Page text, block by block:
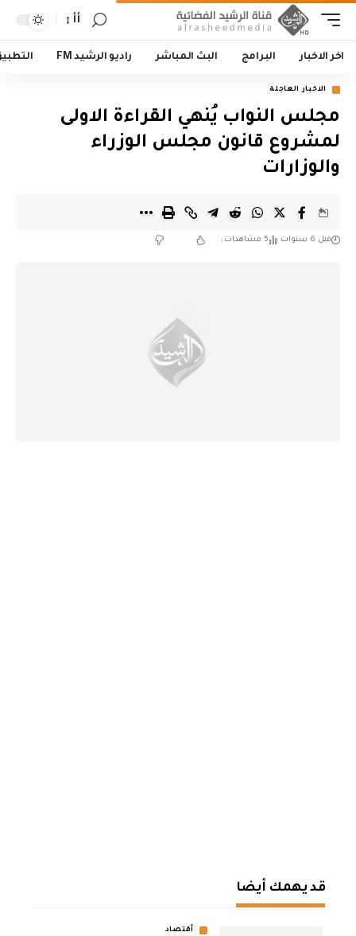
أأ
اخر الاخبار البرامج البث المباشر راديو الرشيد FM
الاخبار العاجلة
مجلس النواب يُنهي القراءة الاولى
لمشروع قانون مجلس الوزراء
والوزارات
قبل 6 سنوات 5 مشاهدات
قد يهمك أيضا
أقتصاد